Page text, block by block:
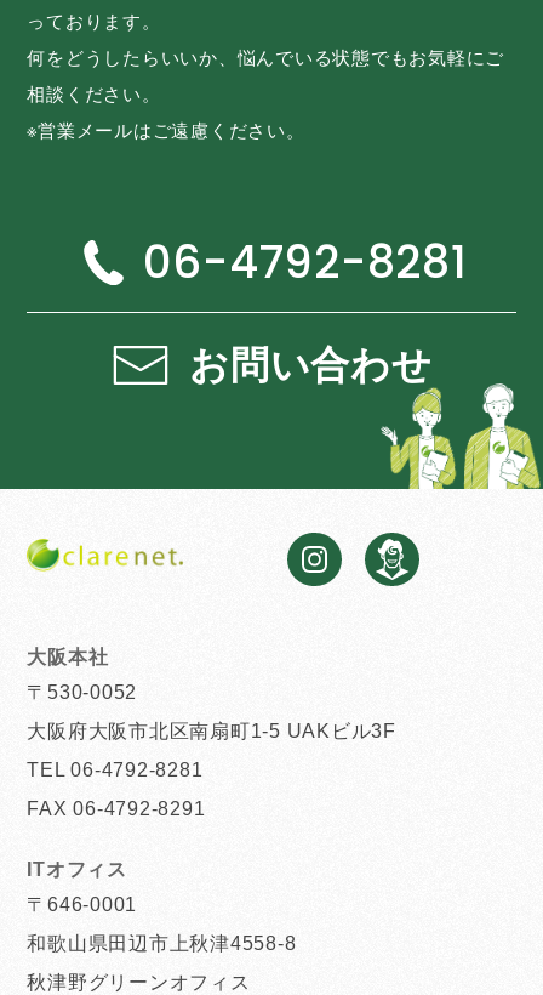
っております。
何をどうしたらいいか、悩んでいる状態でもお気軽にご
相談ください。
※営業メールはご遠慮ください。
06-4792-8281
お問い合わせ
大阪本社
〒530-0052
大阪府大阪市北区南扇町1-5 UAKビル3F
TEL 06-4792-8281
FAX 06-4792-8291
ITオフィス
〒646-0001
和歌山県田辺市上秋津4558-8
秋津野グリーンオフィス